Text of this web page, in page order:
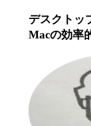
デスクトッ
Macの効率